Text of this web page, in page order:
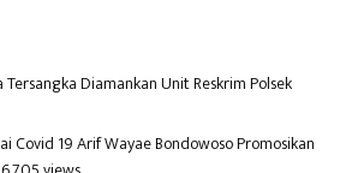
Diamankan Unit Reskrim Polsek
Covid 19 Arif Wayae Bondowoso Promosikan